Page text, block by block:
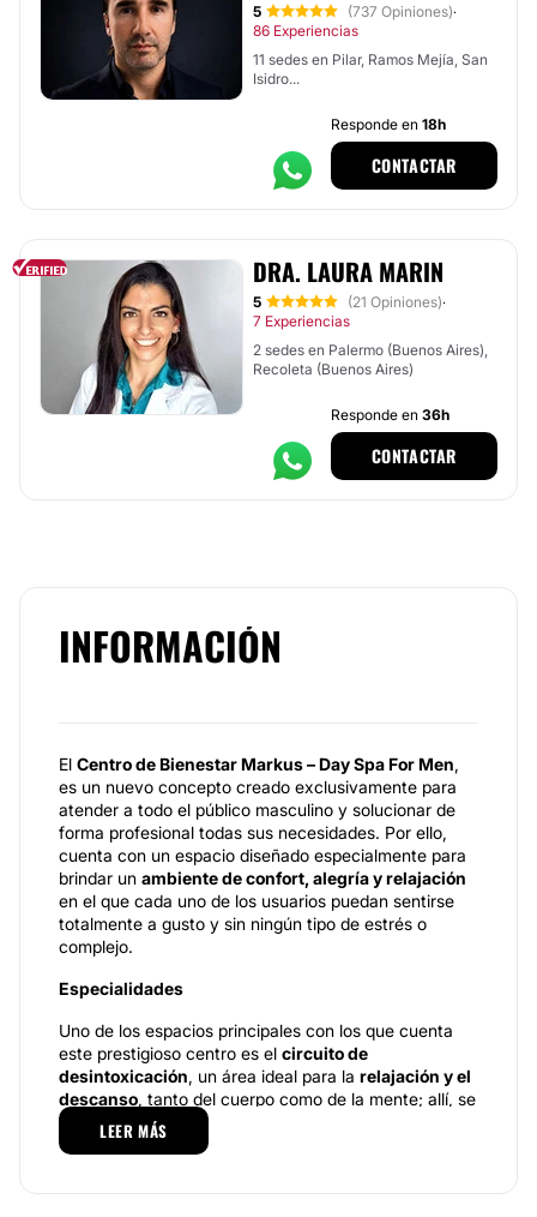
5 (737 Opiniones)·
86 Experiencias
11 sedes en Pilar, Ramos Mejía, San
Isidro...
Responde en 18h
CONTACTAR
DRA. LAURA MARIN
5 (21 Opiniones)·
7 Experiencias
2 sedes en Palermo (Buenos Aires),
Recoleta (Buenos Aires)
Responde en 36h
CONTACTAR
INFORMACIÓN
El Centro de Bienestar Markus – Day Spa For Men,
es un nuevo concepto creado exclusivamente para
atender a todo el público masculino y solucionar de
forma profesional todas sus necesidades. Por ello,
cuenta con un espacio diseñado especialmente para
brindar un ambiente de confort, alegría y relajación
en el que cada uno de los usuarios puedan sentirse
totalmente a gusto y sin ningún tipo de estrés o
complejo.
Especialidades
Uno de los espacios principales con los que cuenta
este prestigioso centro es el circuito de
desintoxicación, un área ideal para la relajación y el
descanso, tanto del cuerpo como de la mente; allí, se
llevan a cabo procedimientos como la
un proceso que busca desintoxicar y oxigenar la piel
LEER MÁS